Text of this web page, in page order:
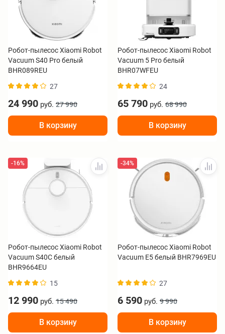
Робот-пылесос Xiaomi Robot
Vacuum S40 Pro белый
BHR089REU
27
24 990 руб. 27 990
В корзину
Робот-пылесос Xiaomi Robot
Vacuum 5 Pro белый
BHR07WFEU
24
65 790 руб. 68 990
В корзину
-16%
Робот-пылесос Xiaomi Robot
Vacuum S40C белый
BHR9664EU
15
12 990 руб. 15 490
В корзину
-34%
Робот-пылесос Xiaomi Robot
Vacuum E5 белый BHR7969EU
27
6 590 руб. 9 990
В корзину